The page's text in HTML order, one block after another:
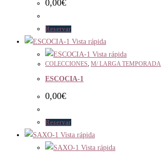
0,00€
Reservar
Vista rápida
Vista rápida
COLECCIONES M/ LARGA TEMPORADA
ESCOCIA-1
0,00€
Reservar
Vista rápida
Vista rápida